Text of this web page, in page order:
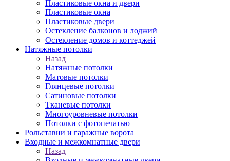
Пластиковые окна и двери
Пластиковые окна
Пластиковые двери
Остекление балконов и лоджий
Остекление домов и коттеджей
Натяжные потолки
Назад
Натяжные потолки
Матовые потолки
Глянцевые потолки
Сатиновые потолки
Тканевые потолки
Многоуровневые потолки
Потолки с фотопечатью
Рольставни и гаражные ворота
Входные и межкомнатные двери
Назад